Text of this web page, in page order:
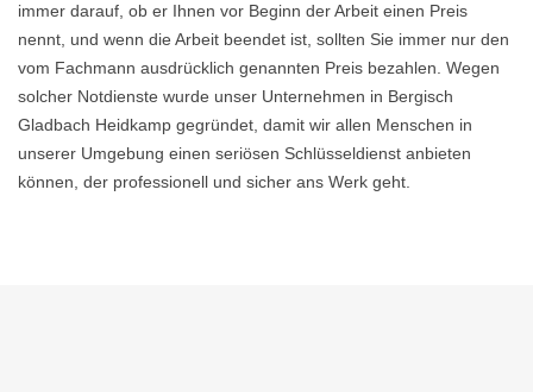
immer darauf, ob er Ihnen vor Beginn der Arbeit einen Preis
nennt, und wenn die Arbeit beendet ist, sollten Sie immer nur den
vom Fachmann ausdrücklich genannten Preis bezahlen. Wegen
solcher Notdienste wurde unser Unternehmen in Bergisch
Gladbach Heidkamp gegründet, damit wir allen Menschen in
unserer Umgebung einen seriösen Schlüsseldienst anbieten
können, der professionell und sicher ans Werk geht.